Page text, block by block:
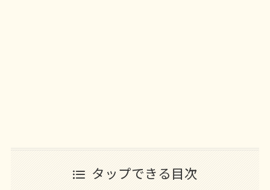
タップできる目次